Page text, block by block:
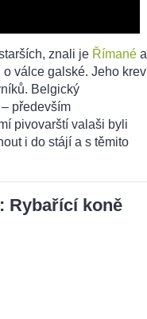
znali je Římané a
válce galské. Jeho krev
Belgický
především
pivovarští valaši byli
i do stájí a s těmito
Rybařící koně